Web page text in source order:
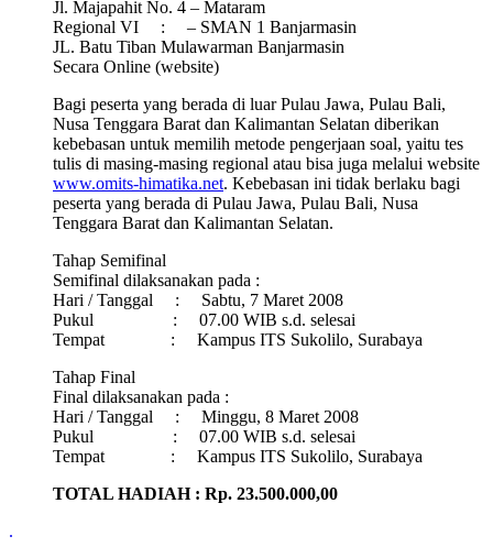
Jl. Majapahit No. 4 – Mataram
Regional VI : – SMAN 1 Banjarmasin
JL. Batu Tiban Mulawarman Banjarmasin
Secara Online (website)
Bagi peserta yang berada di luar Pulau Jawa, Pulau Bali,
Nusa Tenggara Barat dan Kalimantan Selatan diberikan
kebebasan untuk memilih metode pengerjaan soal, yaitu tes
tulis di masing-masing regional atau bisa juga melalui website
www.omits-himatika.net. Kebebasan ini tidak berlaku bagi
peserta yang berada di Pulau Jawa, Pulau Bali, Nusa
Tenggara Barat dan Kalimantan Selatan.
Tahap Semifinal
Semifinal dilaksanakan pada :
Hari / Tanggal : Sabtu, 7 Maret 2008
Pukul : 07.00 WIB s.d. selesai
Tempat : Kampus ITS Sukolilo, Surabaya
Tahap Final
Final dilaksanakan pada :
Hari / Tanggal : Minggu, 8 Maret 2008
Pukul : 07.00 WIB s.d. selesai
Tempat : Kampus ITS Sukolilo, Surabaya
TOTAL HADIAH : Rp. 23.500.000,00
.